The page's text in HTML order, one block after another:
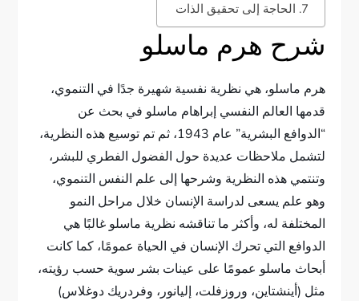
الحاجة إلى تحقيق الذات
شرح هرم ماسلو
هرم ماسلو، هي نظرية نفسية شهيرة جدًا في التنموي،
قدمها العالم النفسي إبراهام ماسلو في بحث عن
“الدوافع البشرية” عام 1943، ثم تم توسيع هذه النظرية،
لتشمل ملاحظات عديدة حول الفضول الفطري للبشر،
وتنتمي هذه النظرية وشرحها إلى علم النفس التنموي،
وهو علم يسعى لدراسة الإنسان خلال مراحل النمو
المختلفة له، وأكثر ما تناقشه نظرية ماسلو غالبًا هي
الدوافع التي تحرك الإنسان في الحياة عمومًا، كما كانت
أبحاث ماسلو عمومًا على عينات بشر سوية حسب رؤيته،
مثل (أينشتاين، وروزفلت، إليانور، وفردريك دوغلاس)